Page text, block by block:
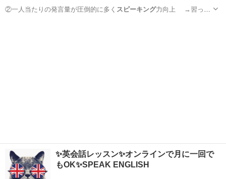
②一人当たりの発言量が圧倒的に多く スピーキング力向上 →習った
✨英会話レッスン✨オンラインで月に一回で
もOK✨SPEAK ENGLISH